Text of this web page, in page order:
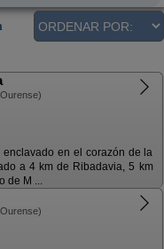
en el corazón de la
a 4 km de Ribadavia, 5 km
de M ...